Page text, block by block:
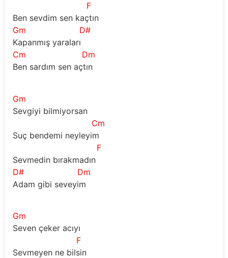
F
Ben sevdim sen kaçtın
Gm
D#
Kapanmış yaraları
Cm
Dm
Ben sardım sen açtın
Gm
Sevgiyi bilmiyorsan
Cm
Suç bendemi neyleyim
F
Sevmedin bırakmadın
D#
Dm
Adam gibi seveyim
Gm
Seven çeker acıyı
F
Sevmeyen ne bilsin